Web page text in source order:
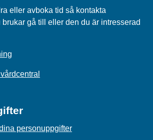
eller avboka tid så kontakta
gå till eller den du är intresserad
personuppgifter